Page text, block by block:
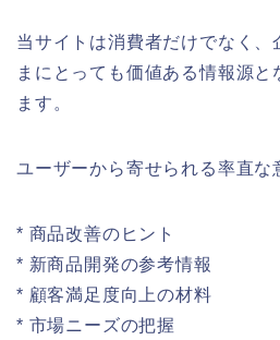
当サイトは消費者だけでなく、
まにとっても価値ある情報源と
ます。
ユーザーから寄せられる率直な
* 商品改善のヒント
* 新商品開発の参考情報
* 顧客満足度向上の材料
* 市場ニーズの把握